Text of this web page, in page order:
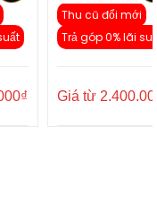
₫
Thu cũ đổi mới
Trả góp 0% lãi
Giá từ